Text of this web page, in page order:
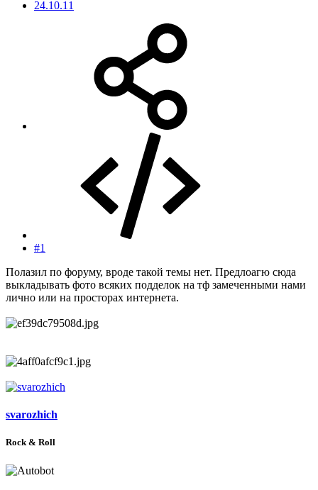
24.10.11
#1
Полазил по форуму, вроде такой темы нет. Предлоагю сюда
выкладывать фото всяких подделок на тф замеченными нами
лично или на просторах интернета.
svarozhich
Rock & Roll